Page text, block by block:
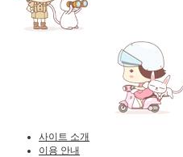
사이트 소개
이용 안내